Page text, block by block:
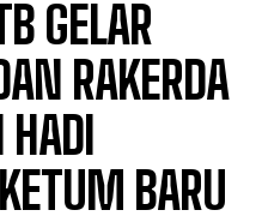
GELAR
RAKERDA
BARU